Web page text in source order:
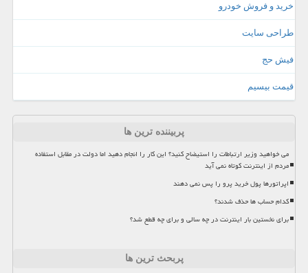
خرید و فروش خودرو
طراحی سایت
فیش حج
قیمت بیسیم
پربیننده ترین ها
می خواهید وزیر ارتباطات را استیضاح کنید؟ این کار را انجام دهید اما دولت در مقابل استفاده
مردم از اینترنت کوتاه نمی آید
اپراتورها پول خرید پرو را پس نمی دهند
کدام حساب ها حذف شدند؟
برای نخستین بار اینترنت در چه سالی و برای چه قطع شد؟
پربحث ترین ها